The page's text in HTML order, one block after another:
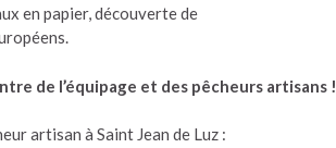
en papier, découverte de
de l’équipage et des pêcheurs artisans !
artisan à Saint Jean de Luz :